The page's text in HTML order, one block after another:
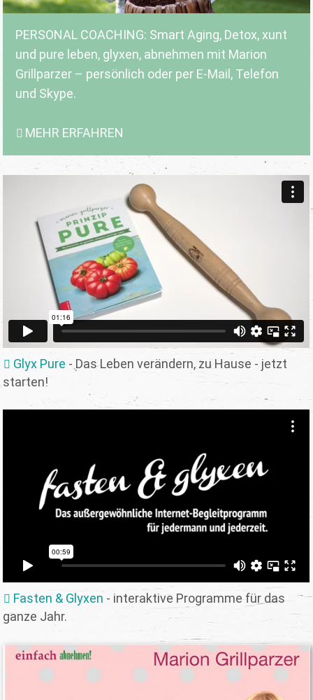
PERSONAL COACHING: Smart Aging, Detox, xunt
und pure leben, glyxen, abnehmen mit Marion
Grillparzer – persönlich oder per E-Mail, Telefon
und Skype.
MEHR ERFAHREN
Glyx Pure - Das Leben verändern, zu Hause - jetzt
starten!
Fasten & Glyxen - interaktive Programme für das
ganze Jahr.